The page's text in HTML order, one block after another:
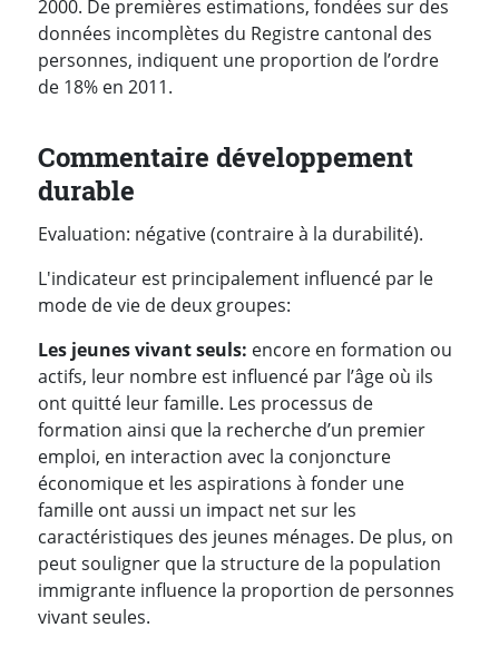
2000. De premières estimations, fondées sur des
données incomplètes du Registre cantonal des
personnes, indiquent une proportion de l’ordre
de 18% en 2011.
Commentaire développement
durable
Evaluation: négative (contraire à la durabilité).
L'indicateur est principalement influencé par le
mode de vie de deux groupes:
Les jeunes vivant seuls: encore en formation ou
actifs, leur nombre est influencé par l’âge où ils
ont quitté leur famille. Les processus de
formation ainsi que la recherche d’un premier
emploi, en interaction avec la conjoncture
économique et les aspirations à fonder une
famille ont aussi un impact net sur les
caractéristiques des jeunes ménages. De plus, on
peut souligner que la structure de la population
immigrante influence la proportion de personnes
vivant seules.